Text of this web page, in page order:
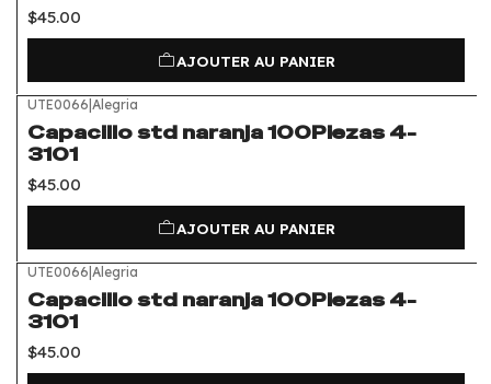
$45.00
AJOUTER AU PANIER
UTE0066|Alegria
Capacillo std naranja 100Piezas 4-
3101
$45.00
AJOUTER AU PANIER
UTE0066|Alegria
Capacillo std naranja 100Piezas 4-
3101
$45.00